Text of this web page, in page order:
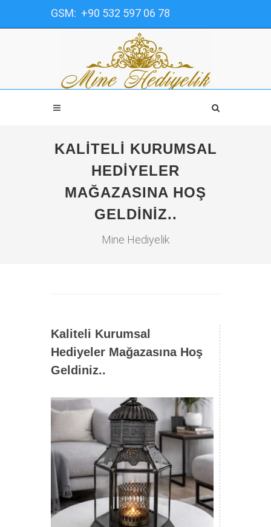
GSM: +90 532 597 06 78
KALITELI KURUMSAL
HEDIYELER
MAĞAZASINA HOŞ
GELDINIZ..
Mine Hediyelik
Kaliteli Kurumsal
Hediyeler Mağazasına Hoş
Geldiniz..